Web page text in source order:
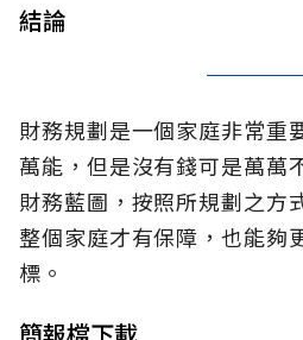
結論
財務規劃是一個家庭非常重
萬能，但是沒有錢可是萬萬
財務藍圖，按照所規劃之方
整個家庭才有保障，也能夠
標。